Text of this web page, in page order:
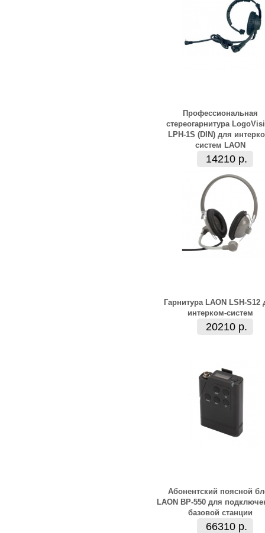
Профессиональная
стереогарнитура
LPH-1S (DIN) для
систем LAON
14210 р.
Гарнитура LAON LSH-S12
интерком-систем
20210 р.
Абонентский поясной
LAON BP-550 для
базовой станции
66310 р.